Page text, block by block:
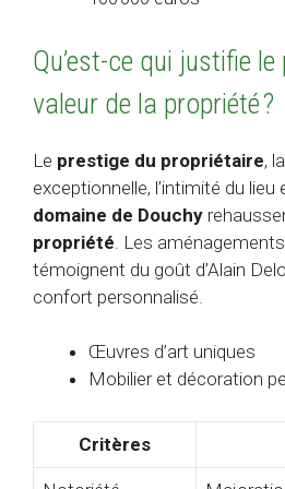
Qu’est-ce qui justifie
valeur de la propriété ?
Le prestige du propriétaire,
exceptionnelle, l’intimité du
domaine de Douchy
propriété . Les
témoignent du goût d’Alain
confort personnalisé.
Œuvres d’art uniques
Mobilier et décoration
Critères